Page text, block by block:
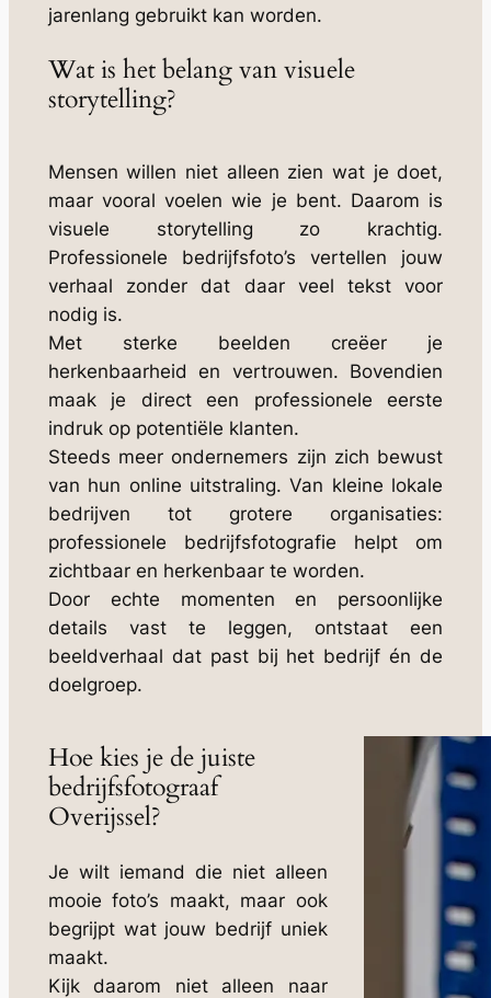
jarenlang gebruikt kan worden.
Wat is het belang van visuele
storytelling?
Mensen willen niet alleen zien wat je doet,
maar vooral voelen wie je bent. Daarom is
visuele storytelling zo krachtig.
Professionele bedrijfsfoto’s vertellen jouw
verhaal zonder dat daar veel tekst voor
nodig is.
Met sterke beelden creëer je
herkenbaarheid en vertrouwen. Bovendien
maak je direct een professionele eerste
indruk op potentiële klanten.
Steeds meer ondernemers zijn zich bewust
van hun online uitstraling. Van kleine lokale
bedrijven tot grotere organisaties:
professionele bedrijfsfotografie helpt om
zichtbaar en herkenbaar te worden.
Door echte momenten en persoonlijke
details vast te leggen, ontstaat een
beeldverhaal dat past bij het bedrijf én de
doelgroep.
Hoe kies je de juiste
bedrijfsfotograaf
Overijssel?
Je wilt iemand die niet alleen
mooie foto’s maakt, maar ook
begrijpt wat jouw bedrijf uniek
maakt.
Kijk daarom niet alleen naar